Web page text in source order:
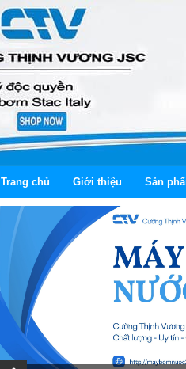
Trang chủ Giới thiệu Sản